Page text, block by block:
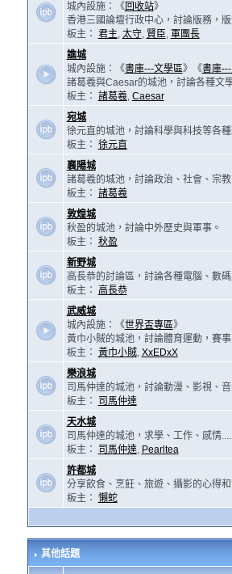
城內設施：《回收站》
香港三國論壇行政中心，討論版務，
板主： 君主, 太守, 賢臣, 軍團長
譙城
城內設施：《書庫---文學區》《書庫
諸葛羲與Caesar的城池，討論各種文
板主： 諸葛羲, Caesar
宛城
徐元直的城池，討論科學與科技等各種
板主： 徐元直
襄陽城
諸葛羲的城池，討論政治、社會、宗
板主： 諸葛羲
敦煌城
秋盈的城池，討論中外歷史與軍事。
板主： 秋盈
新野城
高長恭的討論區，討論各種電腦、數
板主：
高長恭
武威城
城內設施：《世界盃專區》
黃巾小賊的城池，討論體育運動，賽事
板主： 黃巾小賊, XxEDxX
樂浪城
司馬仲達的城池，討論動漫、影視、音
板主：
司馬仲達
天水城
司馬仲達的城池，求學、工作、感情
板主：
司馬仲達, Pearltea
許都城
分享飲食、烹飪、旅遊、攝影的心得和
板主： 懶蛇
其他話題